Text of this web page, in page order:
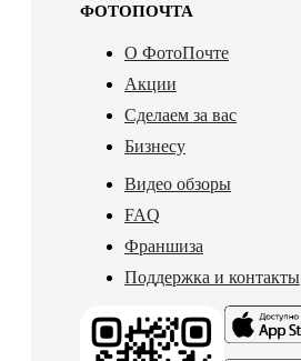
ФОТОПОЧТА
О ФотоПочте
Акции
Сделаем за вас
Бизнесу
Видео обзоры
FAQ
Франшиза
Поддержка и контакты